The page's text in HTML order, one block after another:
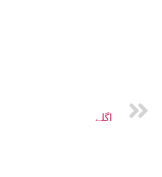
اگلے